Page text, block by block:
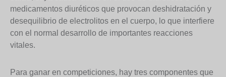
medicamentos diuréticos que provocan deshidratación y
desequilibrio de electrolitos en el cuerpo, lo que interfiere
con el normal desarrollo de importantes reacciones
vitales.
Para ganar en competiciones, hay tres componentes que